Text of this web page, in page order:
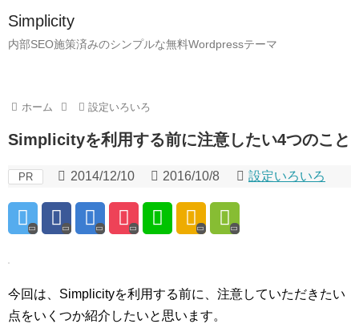
Simplicity
内部SEO施策済みのシンプルな無料Wordpressテーマ
ホーム 設定いろいろ
Simplicityを利用する前に注意したい4つのこと
PR 2014/12/10 2016/10/8 設定いろいろ
今回は、Simplicityを利用する前に、注意していただきたい
点をいくつか紹介したいと思います。